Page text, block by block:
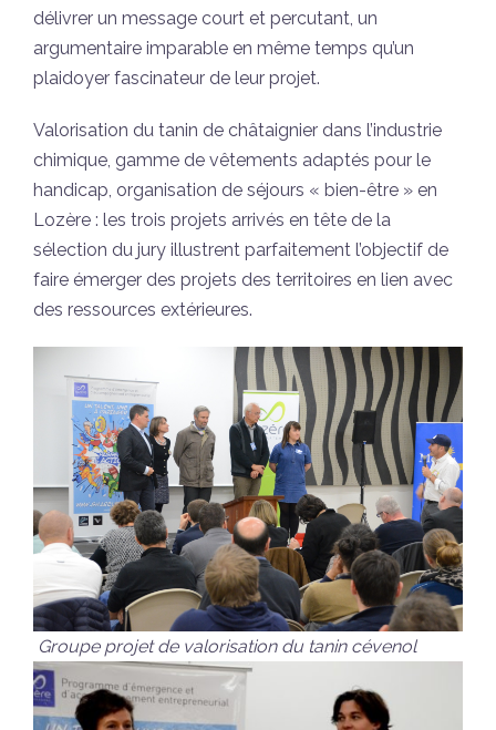
délivrer un message court et percutant, un
argumentaire imparable en même temps qu’un
plaidoyer fascinateur de leur projet.
Valorisation du tanin de châtaignier dans l’industrie
chimique, gamme de vêtements adaptés pour le
handicap, organisation de séjours « bien-être » en
Lozère : les trois projets arrivés en tête de la
sélection du jury illustrent parfaitement l’objectif de
faire émerger des projets des territoires en lien avec
des ressources extérieures.
Groupe projet de valorisation du tanin cévenol